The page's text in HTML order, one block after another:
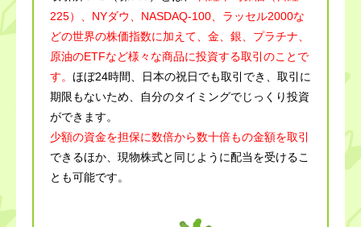
225）、NYダウ、NASDAQ-100、ラッセル2000な
どの世界の株価指数に加えて、金、銀、プラチナ、
原油のETFなど様々な商品に投資する取引のことで
す。 ほぼ24時間、日本の祝日でも取引でき、取引に
期限もないため、自分のタイミングでじっくり投資
ができます。
少額の資金を担保に数倍から数十倍もの金額を取引
できるほか、現物株式と同じように配当を受けるこ
とも可能です。